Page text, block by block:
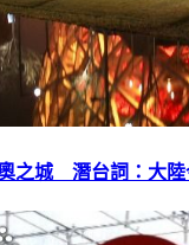
之城 潛台詞：大陸